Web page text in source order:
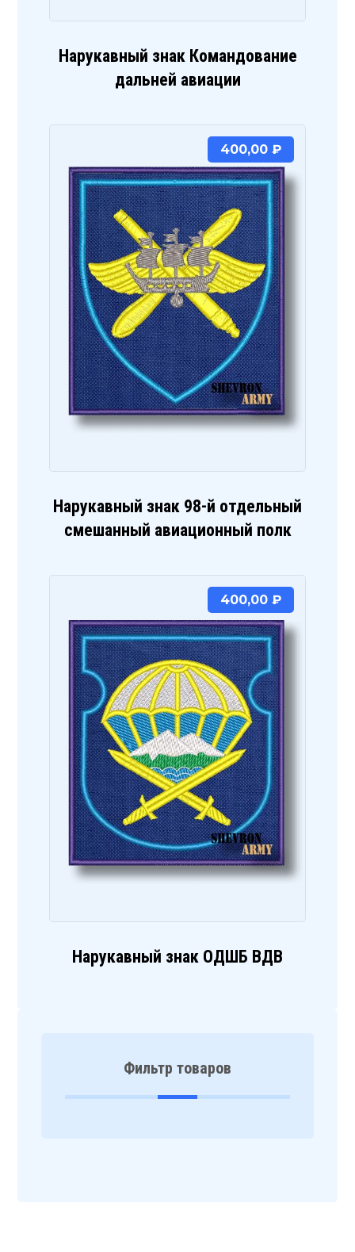
Нарукавный знак Командование
дальней авиации
Нарукавный знак 98-й отдельный
смешанный авиационный полк
400,00 ₽
Нарукавный знак ОДШБ ВДВ
400,00 ₽
Фильтр товаров